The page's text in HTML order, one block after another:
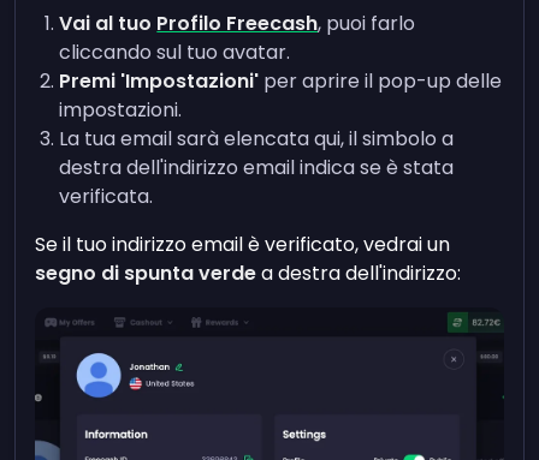
Vai al tuo Profilo Freecash, puoi farlo
cliccando sul tuo avatar.
Premi 'Impostazioni' per aprire il pop-up delle
impostazioni.
La tua email sarà elencata qui,il simbolo a
destra dell'indirizzo email indica se è stata
verificata.
Se il tuo indirizzo email è verificato,vedraiun
segno di spunta verdea destra dell'indirizzo: